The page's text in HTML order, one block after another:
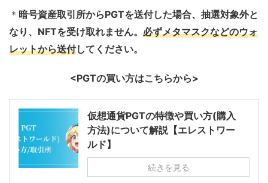
＊ 暗号資産取引所からPGTを送付した場合、抽選対象外と
なり、NFTを受け取れません。 必ずメタマスクなどのウォ
レットから送付してください。
<PGTの買い方はこちらから>
仮想通貨PGTの特徴や買い方(購入
方法)について解説【エレストワー
ルド】
続きを見る